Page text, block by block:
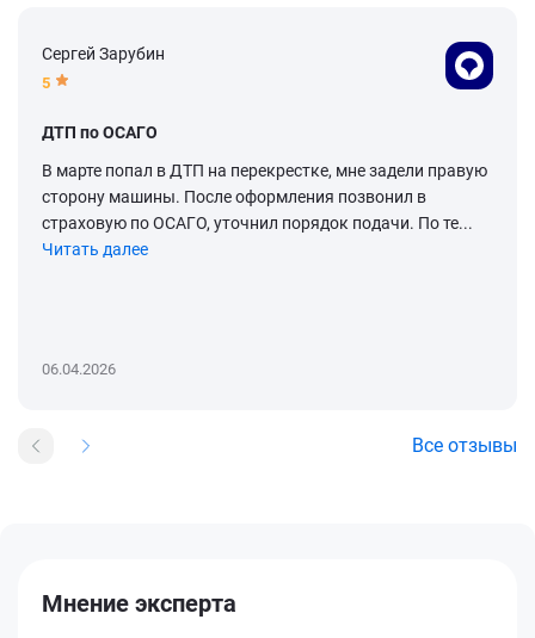
Сергей Зарубин
5
ДТП по ОСАГО
В марте попал в ДТП на перекрестке, мне задели правую
сторону машины. После оформления позвонил в
страховую по ОСАГО, уточнил порядок подачи. По те...
Читать далее
06.04.2026
Все отзывы
Мнение эксперта